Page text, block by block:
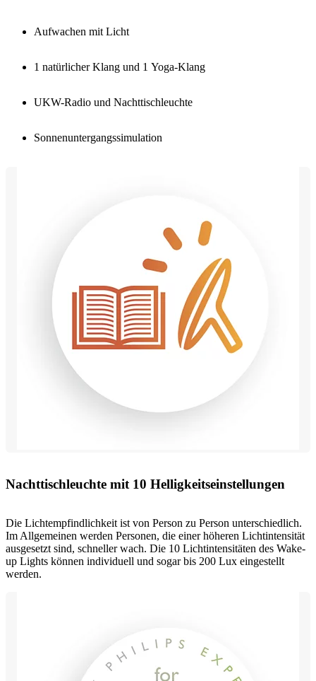
Aufwachen mit Licht
1 natürlicher Klang und 1 Yoga-Klang
UKW-Radio und Nachttischleuchte
Sonnenuntergangssimulation
Nachttischleuchte mit 10 Helligkeitseinstellungen
Die Lichtempfindlichkeit ist von Person zu Person unterschiedlich.
Im Allgemeinen werden Personen, die einer höheren Lichtintensität
ausgesetzt sind, schneller wach. Die 10 Lichtintensitäten des Wake-
up Lights können individuell und sogar bis 200 Lux eingestellt
werden.